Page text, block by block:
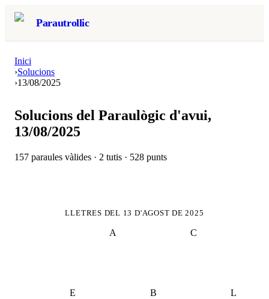
Parautrollic
Inici
›Solucions
›13/08/2025
Solucions del Paraulògic d'avui,
13/08/2025
157 paraules vàlides · 2 tutis · 528 punts
LLETRES DEL 13 D'AGOST DE 2025
B
A C
E L